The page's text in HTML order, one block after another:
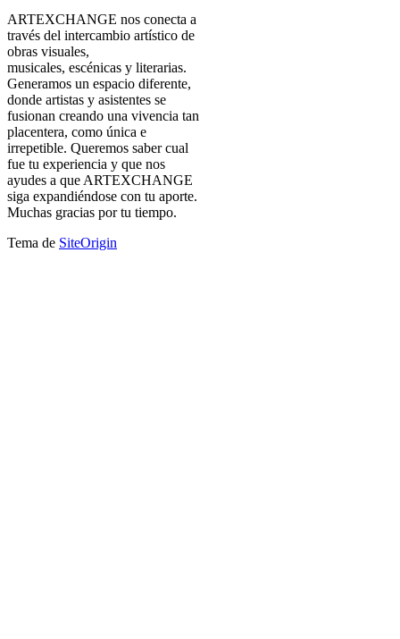
ARTEXCHANGE nos conecta a
través del intercambio artístico de
obras visuales,
musicales, escénicas y literarias.
Generamos un espacio diferente,
donde artistas y asistentes se
fusionan creando una vivencia tan
placentera, como única e
irrepetible. Queremos saber cual
fue tu experiencia y que nos
ayudes a que ARTEXCHANGE
siga expandiéndose con tu aporte.
Muchas gracias por tu tiempo.
Tema de SiteOrigin